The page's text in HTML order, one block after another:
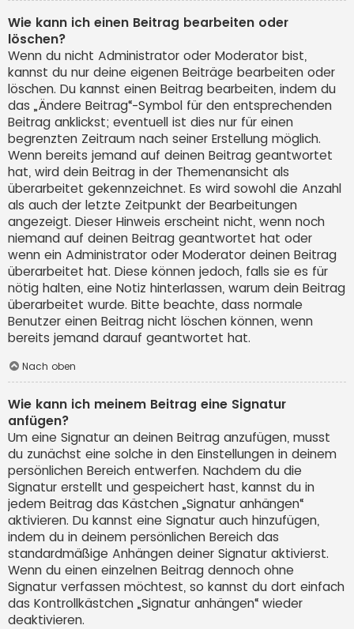
Wie kann ich einen Beitrag bearbeiten oder
löschen?
Wenn du nicht Administrator oder Moderator bist,
kannst du nur deine eigenen Beiträge bearbeiten oder
löschen. Du kannst einen Beitrag bearbeiten, indem du
das „Ändere Beitrag“-Symbol für den entsprechenden
Beitrag anklickst; eventuell ist dies nur für einen
begrenzten Zeitraum nach seiner Erstellung möglich.
Wenn bereits jemand auf deinen Beitrag geantwortet
hat, wird dein Beitrag in der Themenansicht als
überarbeitet gekennzeichnet. Es wird sowohl die Anzahl
als auch der letzte Zeitpunkt der Bearbeitungen
angezeigt. Dieser Hinweis erscheint nicht, wenn noch
niemand auf deinen Beitrag geantwortet hat oder
wenn ein Administrator oder Moderator deinen Beitrag
überarbeitet hat. Diese können jedoch, falls sie es für
nötig halten, eine Notiz hinterlassen, warum dein Beitrag
überarbeitet wurde. Bitte beachte, dass normale
Benutzer einen Beitrag nicht löschen können, wenn
bereits jemand darauf geantwortet hat.
Nach oben
Wie kann ich meinem Beitrag eine Signatur
anfügen?
Um eine Signatur an deinen Beitrag anzufügen, musst
du zunächst eine solche in den Einstellungen in deinem
persönlichen Bereich entwerfen. Nachdem du die
Signatur erstellt und gespeichert hast, kannst du in
jedem Beitrag das Kästchen „Signatur anhängen“
aktivieren. Du kannst eine Signatur auch hinzufügen,
indem du in deinem persönlichen Bereich das
standardmäßige Anhängen deiner Signatur aktivierst.
Wenn du einen einzelnen Beitrag dennoch ohne
Signatur verfassen möchtest, so kannst du dort einfach
das Kontrollkästchen „Signatur anhängen“ wieder
deaktivieren.